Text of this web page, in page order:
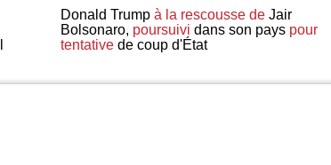
Donald Trump à la rescousse deJair
Bolsonaro, poursuivi dans son pays pour
tentativede coup d'État